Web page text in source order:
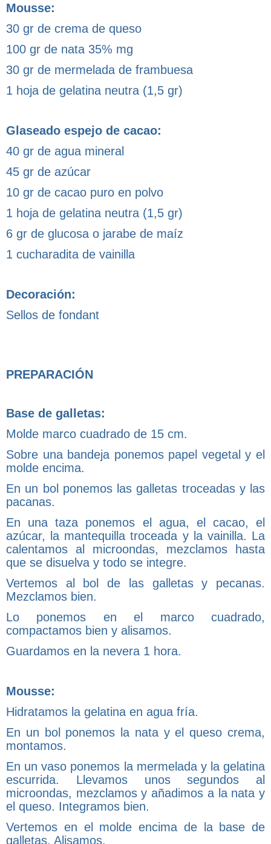
Mousse:
30 gr de crema de queso
100 gr de nata 35% mg
30 gr de mermelada de frambuesa
1 hoja de gelatina neutra (1,5 gr)
Glaseado espejo de cacao:
40 gr de agua mineral
45 gr de azúcar
10 gr de cacao puro en polvo
1 hoja de gelatina neutra (1,5 gr)
6 gr de glucosa o jarabe de maíz
1 cucharadita de vainilla
Decoración:
Sellos de fondant
PREPARACIÓN
Base de galletas:
Molde marco cuadrado de 15 cm.
Sobre una bandeja ponemos papel vegetal y el
molde encima.
En un bol ponemos las galletas troceadas y las
pacanas.
En una taza ponemos el agua, el cacao, el
azúcar, la mantequilla troceada y la vainilla. La
calentamos al microondas, mezclamos hasta
que se disuelva y todo se integre.
Vertemos al bol de las galletas y pecanas.
Mezclamos bien.
Lo ponemos en el marco cuadrado,
compactamos bien y alisamos.
Guardamos en la nevera 1 hora.
Mousse:
Hidratamos la gelatina en agua fría.
En un bol ponemos la nata y el queso crema,
montamos.
En un vaso ponemos la mermelada y la gelatina
escurrida. Llevamos unos segundos al
microondas, mezclamos y añadimos a la nata y
el queso. Integramos bien.
Vertemos en el molde encima de la base de
galletas. Alisamos.